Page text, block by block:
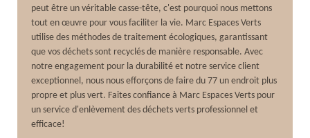
peut être un véritable casse-tête, c'est pourquoi nous mettons
tout en œuvre pour vous faciliter la vie. Marc Espaces Verts
utilise des méthodes de traitement écologiques, garantissant
que vos déchets sont recyclés de manière responsable. Avec
notre engagement pour la durabilité et notre service client
exceptionnel, nous nous efforçons de faire du 77 un endroit plus
propre et plus vert. Faites confiance à Marc Espaces Verts pour
un service d'enlèvement des déchets verts professionnel et
efficace!